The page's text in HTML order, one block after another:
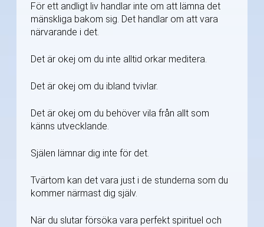
För ett andligt liv handlar inte om att lämna det
mänskliga bakom sig. Det handlar om att vara
närvarande i det.
Det är okej om du inte alltid orkar meditera.
Det är okej om du ibland tvivlar.
Det är okej om du behöver vila från allt som
känns utvecklande.
Själen lämnar dig inte för det.
Tvärtom kan det vara just i de stunderna som du
kommer närmast dig själv.
När du slutar försöka vara perfekt spirituel och